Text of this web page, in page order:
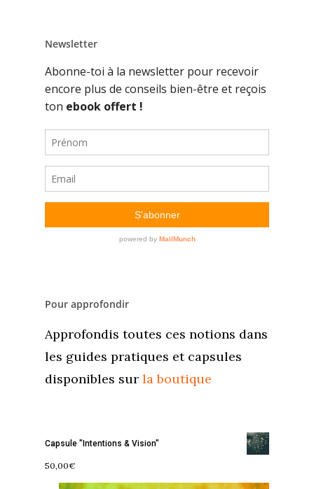
Newsletter
Pour approfondir
Approfondis toutes ces notions dans
les guides pratiques et capsules
disponibles sur la boutique
Capsule "Intentions & Vision"
50,00€